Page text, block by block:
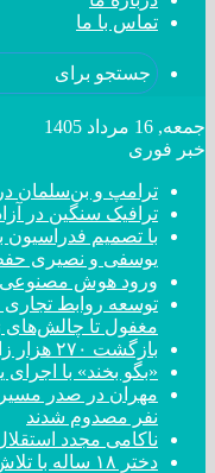
تماس با ما
جمعه, 16 مرداد 1405
خبر فوری
ترامپ و بن‌سلمان
ترافیک سنگین در
با تصمیم فدراسیون
یوسفی و نصیری
ورود هوش مصنوعی
توسعه روابط
مغفول تا چالش‌های
بازگشت ۲۷۰ هزار زائر البرزی از سفر اربعین
«بگو بخند» با
نفر مصدوم شدند
ناکامی مجدد
دختر ‌۱۸‌ ‌ساله‌ با تلاش پلیس کرج از خودکشی منصرف شد